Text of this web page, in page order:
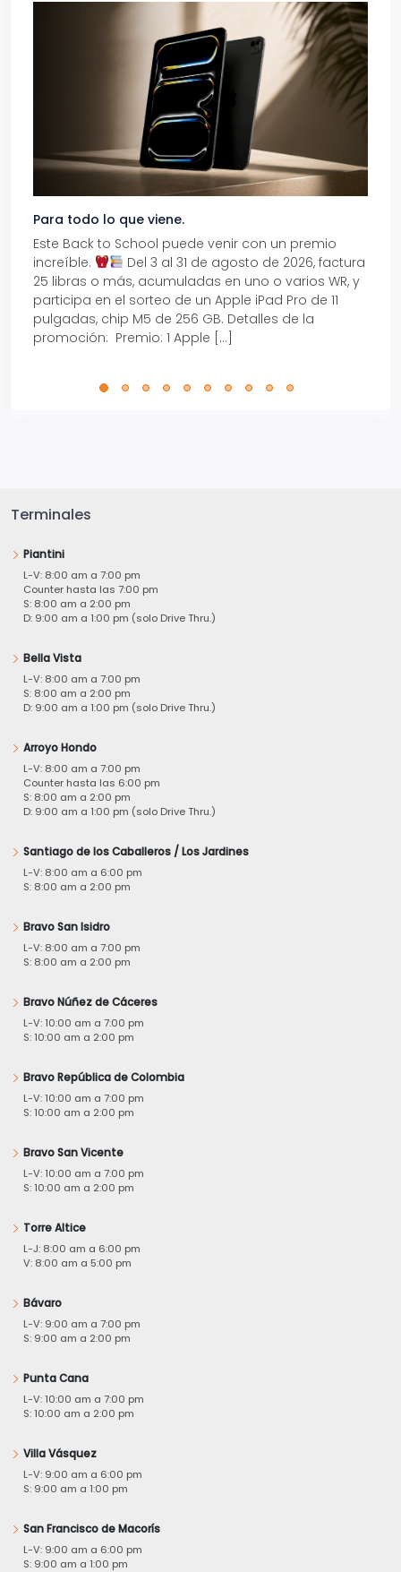
Para todo lo que viene.
Este Back to School puede venir con un premio
increíble.
Del 3 al 31 de agosto de 2026, factura
25 libras o más, acumuladas en uno o varios WR, y
participa en el sorteo de un Apple iPad Pro de 11
pulgadas, chip M5 de 256 GB. Detalles de la
promoción: Premio: 1 Apple […]
Terminales
Piantini
L-V: 8:00 am a 7:00 pm
Counter hasta las 7:00 pm
S: 8:00 am a 2:00 pm
D: 9:00 am a 1:00 pm (solo Drive Thru.)
Bella Vista
L-V: 8:00 am a 7:00 pm
S: 8:00 am a 2:00 pm
D: 9:00 am a 1:00 pm (solo Drive Thru.)
Arroyo Hondo
L-V: 8:00 am a 7:00 pm
Counter hasta las 6:00 pm
S: 8:00 am a 2:00 pm
D: 9:00 am a 1:00 pm (solo Drive Thru.)
Santiago de los Caballeros / Los Jardines
L-V: 8:00 am a 6:00 pm
S: 8:00 am a 2:00 pm
Bravo San Isidro
L-V: 8:00 am a 7:00 pm
S: 8:00 am a 2:00 pm
Bravo Núñez de Cáceres
L-V: 10:00 am a 7:00 pm
S: 10:00 am a 2:00 pm
Bravo República de Colombia
L-V: 10:00 am a 7:00 pm
S: 10:00 am a 2:00 pm
Bravo San Vicente
L-V: 10:00 am a 7:00 pm
S: 10:00 am a 2:00 pm
Torre Altice
L-J: 8:00 am a 6:00 pm
V: 8:00 am a 5:00 pm
Bávaro
L-V: 9:00 am a 7:00 pm
S: 9:00 am a 2:00 pm
Punta Cana
L-V: 10:00 am a 7:00 pm
S: 10:00 am a 2:00 pm
Villa Vásquez
L-V: 9:00 am a 6:00 pm
S: 9:00 am a 1:00 pm
San Francisco de Macorís
L-V: 9:00 am a 6:00 pm
S: 9:00 am a 1:00 pm